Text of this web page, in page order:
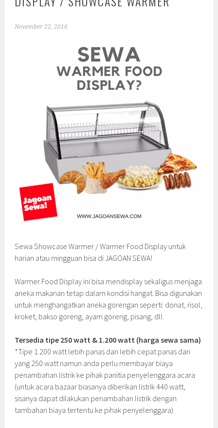
November 22, 2016
Sewa Showcase Warmer / Warmer Food Display untuk
harian atau mingguan bisa di JAGOAN SEWA!
Warmer Food Display ini bisa mendisplay sekaligus menjaga
aneka makanan tetap dalam kondisi hangat. Bisa digunakan
untuk menghangatkan aneka gorengan seperti: donat, risol,
kroket, bakso goreng, ayam goreng, pisang, dll.
Tersedia tipe 250 watt & 1.200 watt (harga sewa sama)
*Tipe 1.200 watt lebih panas dan lebih cepat panas dari
yang 250 watt namun anda perlu membayar biaya
penambahan listrik ke pihak panitia penyelenggara acara
(untuk acara bazaar biasanya diberikan listrik 440 watt,
sisanya dapat dilakukan penambahan listrik dengan
tambahan biaya tertentu ke pihak penyelenggara)